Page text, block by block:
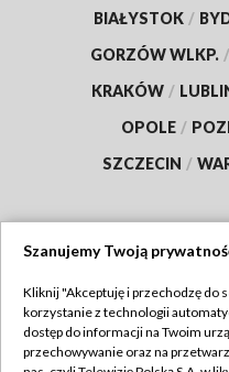
BIAŁYSTOK /
GORZÓW WLKP. /
KRAKÓW /
OPOLE /
SZCZECIN /
Abonament TVP
Szanujemy Twoją
Kliknij "Akceptuję i przechodzę do
korzystanie z technologii
dostęp do informacji na Twoim
przechowywanie oraz na